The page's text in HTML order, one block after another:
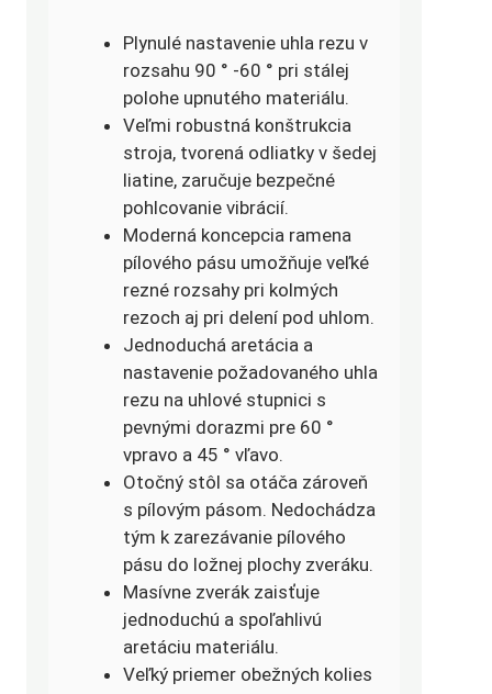
Plynulé nastavenie uhla rezu v
rozsahu 90 ° -60 ° pri stálej
polohe upnutého materiálu.
Veľmi robustná konštrukcia
stroja, tvorená odliatky v šedej
liatine, zaručuje bezpečné
pohlcovanie vibrácií.
Moderná koncepcia ramena
pílového pásu umožňuje veľké
rezné rozsahy pri kolmých
rezoch aj pri delení pod uhlom.
Jednoduchá aretácia a
nastavenie požadovaného uhla
rezu na uhlové stupnici s
pevnými dorazmi pre 60 °
vpravo a 45 ° vľavo.
Otočný stôl sa otáča zároveň
s pílovým pásom. Nedochádza
tým k zarezávanie pílového
pásu do ložnej plochy zveráku.
Masívne zverák zaisťuje
jednoduchú a spoľahlivú
aretáciu materiálu.
Veľký priemer obežných kolies